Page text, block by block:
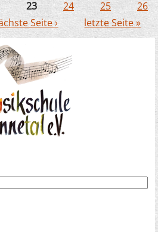
23 24 25
26
Seite › letzte Seite »